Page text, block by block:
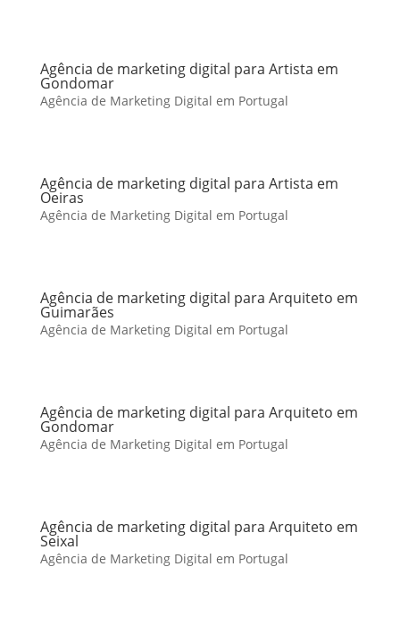
Agência de marketing digital para Artista em
Gondomar
Agência de Marketing Digital em Portugal
Agência de marketing digital para Artista em
Oeiras
Agência de Marketing Digital em Portugal
Agência de marketing digital para Arquiteto em
Guimarães
Agência de Marketing Digital em Portugal
Agência de marketing digital para Arquiteto em
Gondomar
Agência de Marketing Digital em Portugal
Agência de marketing digital para Arquiteto em
Seixal
Agência de Marketing Digital em Portugal